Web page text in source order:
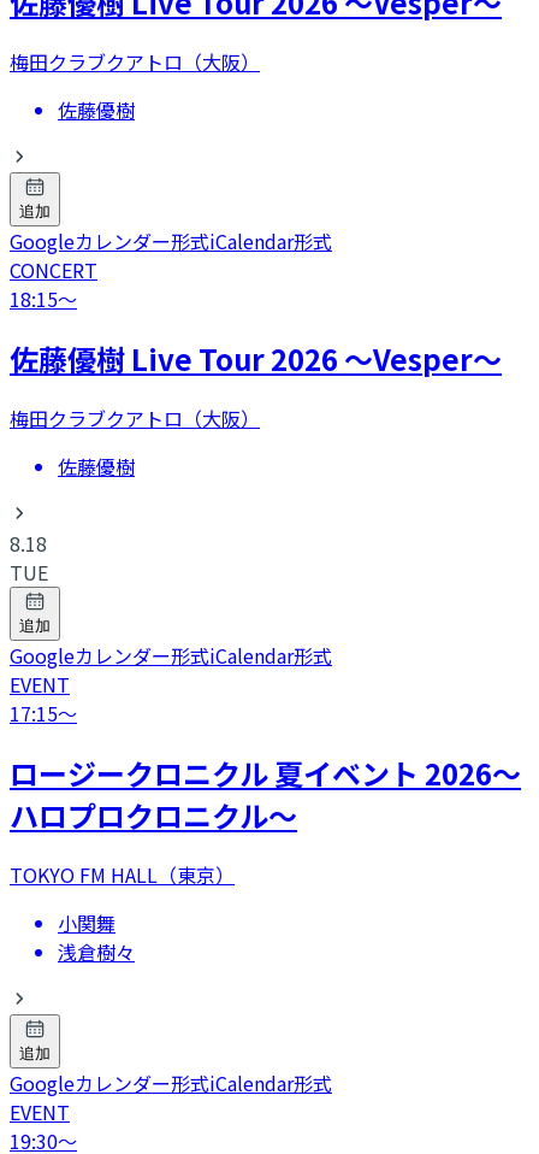
梅田クラブクアトロ（大阪）
佐藤優樹
追加
Googleカレンダー形式iCalendar形式
CONCERT
18:15〜
​佐藤優樹 Live Tour 2026 〜Vesper〜
梅田クラブクアトロ（大阪）
佐藤優樹
8.18
TUE
追加
Googleカレンダー形式iCalendar形式
EVENT
17:15〜
ロージークロニクル 夏イベント 2026～
ハロプロクロニクル～
TOKYO FM HALL（東京）
小関舞
浅倉樹々
追加
Googleカレンダー形式iCalendar形式
EVENT
19:30〜